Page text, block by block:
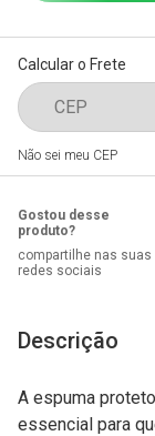
Calcular o Frete
Não sei meu CEP
Gostou desse
produto?
compartilhe nas suas
redes sociais
Descrição
A espuma
essencial para